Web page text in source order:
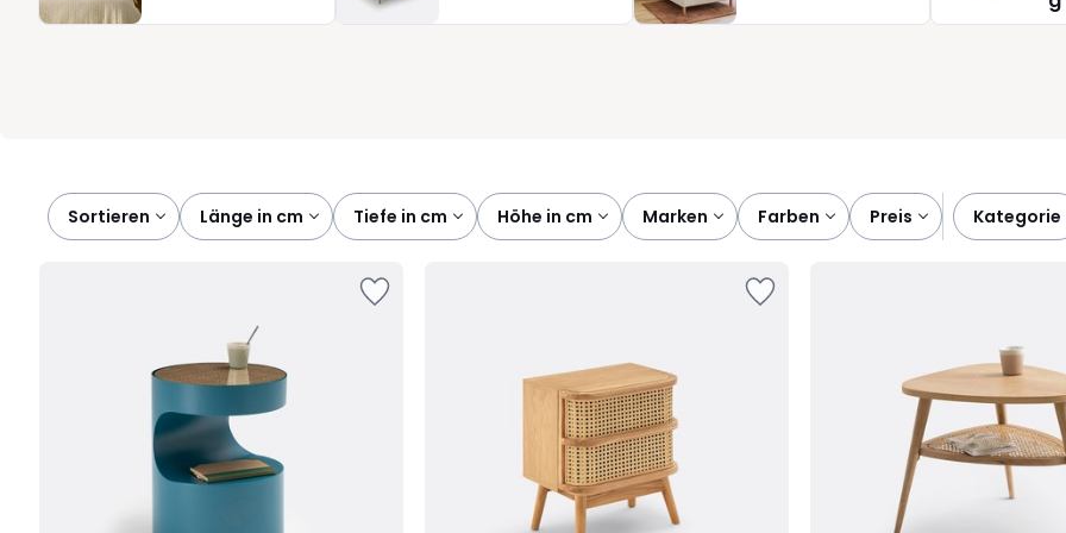
Begleiter, der Ihren Alltag vereinfacht und Ihrem Schlafzimmer Struktur gibt - Nacht für Nacht.
Sortieren
länge in cm tiefe in cm höhe in cm marken farben preis kategorie